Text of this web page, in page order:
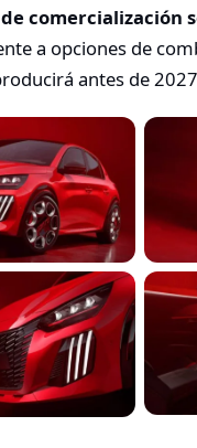
comercialización
a opciones de
antes de